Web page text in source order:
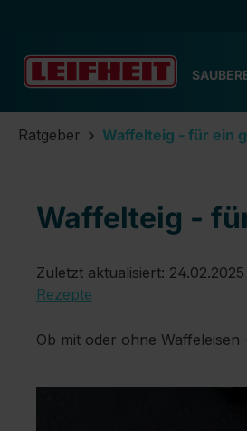
Ratgeber Waffelteig - für ein
Waffelteig -
Zuletzt aktualisiert: 24.02.2025
Rezepte
Ob mit oder ohne